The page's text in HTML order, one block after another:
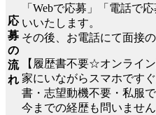
応
募
の
流
れ
「Webで応募」「電話で
いいたします。
その後、お電話にて面接
【履歴書不要☆オンライン
家にいながらスマホです
書・志望動機不要・私服で
今までの経歴も問いません